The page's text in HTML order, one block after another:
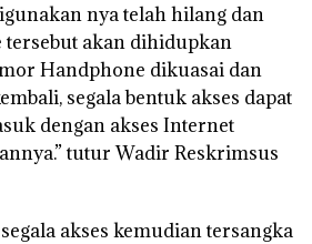
nya telah hilang dan
akan dihidupkan
Handphone dikuasai dan
segala bentuk akses dapat
dengan akses Internet
tutur Wadir Reskrimsus
akses kemudian tersangka